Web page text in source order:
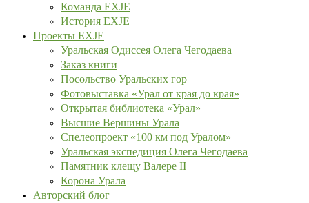
Команда EXJE
История EXJE
Проекты EXJE
Уральская Одиссея Олега Чегодаева
Заказ книги
Посольство Уральских гор
Фотовыставка «Урал от края до края»
Открытая библиотека «Урал»
Высшие Вершины Урала
Спелеопроект «100 км под Уралом»
Уральская экспедиция Олега Чегодаева
Памятник клещу Валере II
Корона Урала
Авторский блог